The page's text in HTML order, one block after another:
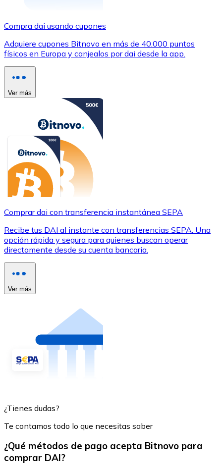
Compra dai usando cupones
Adquiere cupones Bitnovo en más de 40.000 puntos
físicos en Europa y canjealos por dai desde la app.
Ver más
Comprar dai con transferencia instantánea SEPA
Recibe tus DAI al instante con transferencias SEPA. Una
opción rápida y segura para quienes buscan operar
directamente desde su cuenta bancaria.
Ver más
¿Tienes dudas?
Te contamos todo lo que necesitas saber
¿Qué métodos de pago acepta Bitnovo para
comprar DAI?